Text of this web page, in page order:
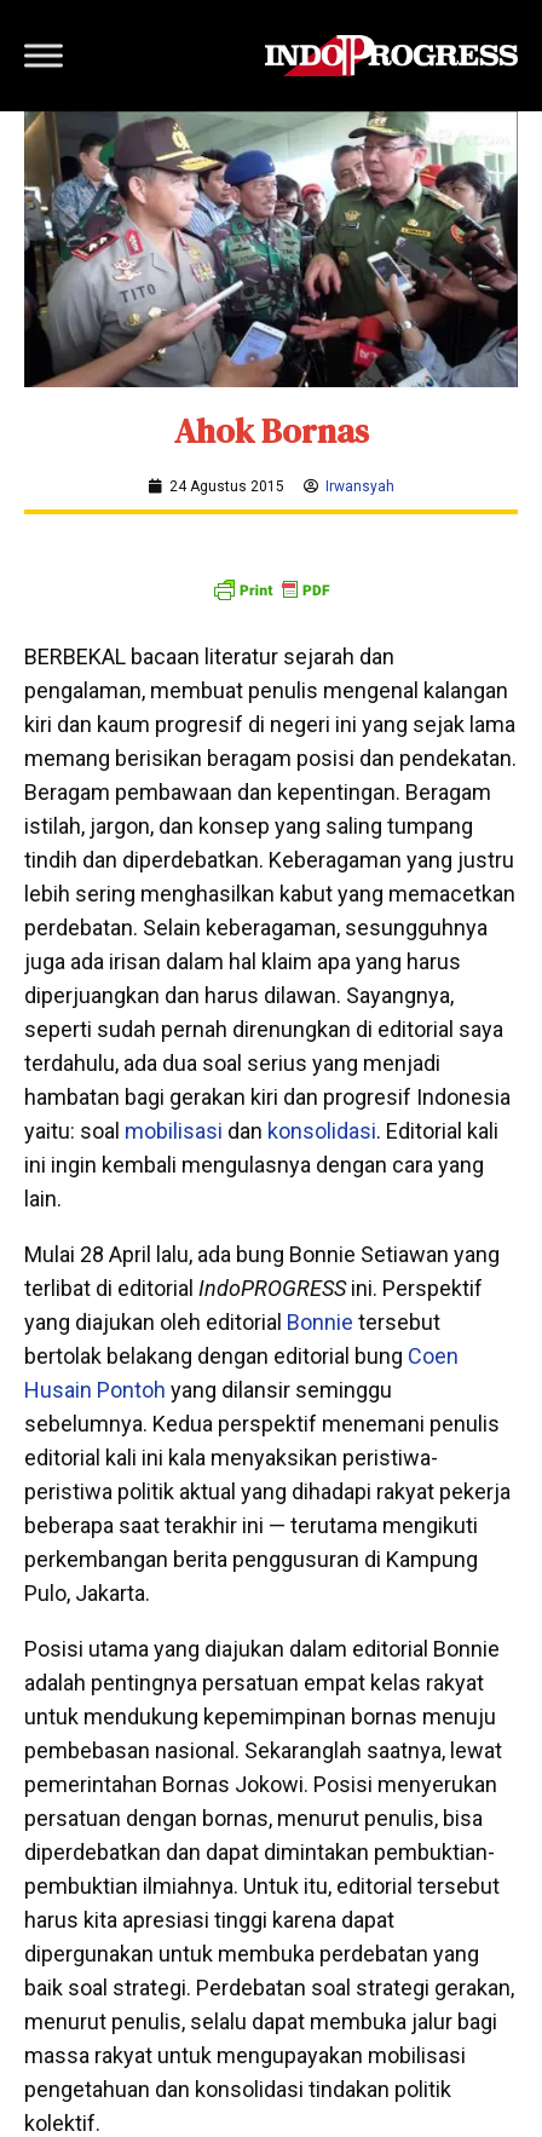
Ahok Bornas
24 Agustus 2015 Irwansyah
BERBEKAL bacaan literatur sejarah dan
pengalaman, membuat penulis mengenal kalangan
kiri dan kaum progresif di negeri ini yang sejak lama
memang berisikan beragam posisi dan pendekatan.
Beragam pembawaan dan kepentingan. Beragam
istilah, jargon, dan konsep yang saling tumpang
tindih dan diperdebatkan. Keberagaman yang justru
lebih sering menghasilkan kabut yang memacetkan
perdebatan. Selain keberagaman, sesungguhnya
juga ada irisan dalam hal klaim apa yang harus
diperjuangkan dan harus dilawan. Sayangnya,
seperti sudah pernah direnungkan di editorial saya
terdahulu, ada dua soal serius yang menjadi
hambatan bagi gerakan kiri dan progresif Indonesia
yaitu: soal mobilisasi dan konsolidasi. Editorial kali
ini ingin kembali mengulasnya dengan cara yang
lain.
Mulai 28 April lalu, ada bung Bonnie Setiawan yang
terlibat di editorial IndoPROGRESSini. Perspektif
yang diajukan oleh editorial Bonnie tersebut
bertolak belakang dengan editorial bung Coen
Husain Pontoh yang dilansir seminggu
sebelumnya. Kedua perspektif menemani penulis
editorial kali ini kala menyaksikan peristiwa-
peristiwa politik aktual yang dihadapi rakyat pekerja
beberapa saat terakhir ini — terutama mengikuti
perkembangan berita penggusuran di Kampung
Pulo, Jakarta.
Posisi utama yang diajukan dalam editorial Bonnie
adalah pentingnya persatuan empat kelas rakyat
untuk mendukung kepemimpinan bornas menuju
pembebasan nasional. Sekaranglah saatnya, lewat
pemerintahan Bornas Jokowi. Posisi menyerukan
persatuan dengan bornas, menurut penulis, bisa
diperdebatkan dan dapat dimintakan pembuktian-
pembuktian ilmiahnya. Untuk itu, editorial tersebut
harus kita apresiasi tinggi karena dapat
dipergunakan untuk membuka perdebatan yang
baik soal strategi. Perdebatan soal strategi gerakan,
menurut penulis, selalu dapat membuka jalur bagi
massa rakyat untuk mengupayakan mobilisasi
pengetahuan dan konsolidasi tindakan politik
kolektif.